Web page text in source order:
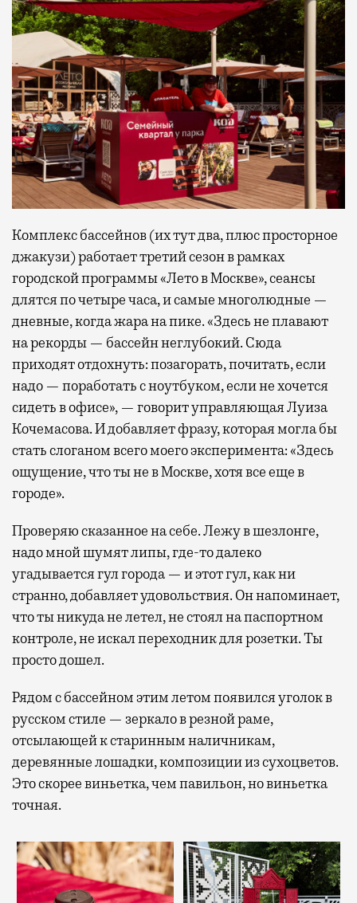
Комплекс бассейнов (их тут два, плюс просторное
джакузи) работает третий сезон в рамках
городской программы «Лето в Москве», сеансы
длятся по четыре часа, и самые многолюдные —
дневные, когда жара на пике. «Здесь не плавают
на рекорды — бассейн неглубокий. Сюда
приходят отдохнуть: позагорать, почитать, если
надо — поработать с ноутбуком, если не хочется
сидеть в офисе», — говорит управляющая Луиза
Кочемасова. И добавляет фразу, которая могла бы
стать слоганом всего моего эксперимента: «Здесь
ощущение, что ты не в Москве, хотя все еще в
городе».
Проверяю сказанное на себе. Лежу в шезлонге,
надо мной шумят липы, где-то далеко
угадывается гул города — и этот гул, как ни
странно, добавляет удовольствия. Он напоминает,
что ты никуда не летел, не стоял на паспортном
контроле, не искал переходник для розетки. Ты
просто дошел.
Рядом с бассейном этим летом появился уголок в
русском стиле — зеркало в резной раме,
отсылающей к старинным наличникам,
деревянные лошадки, композиции из сухоцветов.
Это скорее виньетка, чем павильон, но виньетка
точная.